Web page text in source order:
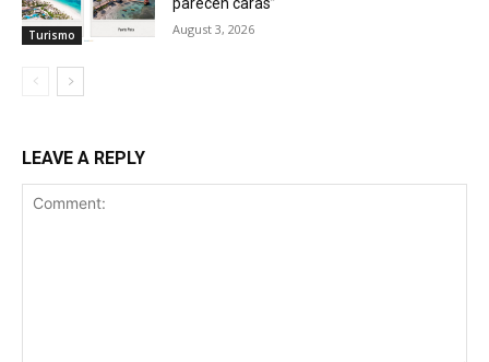
Turismo August 3, 2026
LEAVE A REPLY